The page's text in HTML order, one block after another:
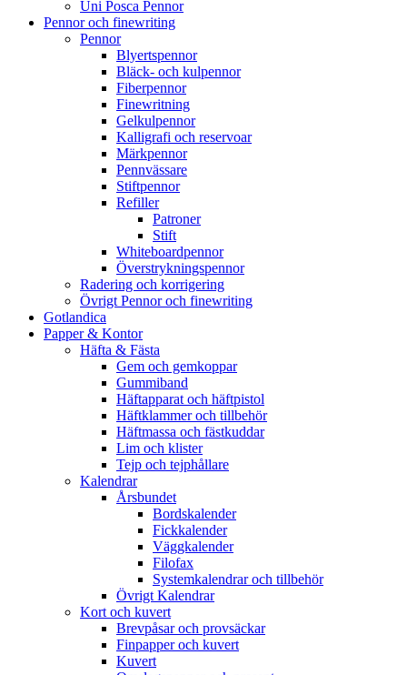
Uni Posca Pennor
Pennor och finewriting
Pennor
Blyertspennor
Bläck- och kulpennor
Fiberpennor
Finewritning
Gelkulpennor
Kalligrafi och reservoar
Märkpennor
Pennvässare
Stiftpennor
Refiller
Patroner
Stift
Whiteboardpennor
Överstrykningspennor
Radering och korrigering
Övrigt Pennor och finewriting
Gotlandica
Papper & Kontor
Häfta & Fästa
Gem och gemkoppar
Gummiband
Häftapparat och häftpistol
Häftklammer och tillbehör
Häftmassa och fästkuddar
Lim och klister
Tejp och tejphållare
Kalendrar
Årsbundet
Bordskalender
Fickkalender
Väggkalender
Filofax
Systemkalendrar och tillbehör
Övrigt Kalendrar
Kort och kuvert
Brevpåsar och provsäckar
Finpapper och kuvert
Kuvert